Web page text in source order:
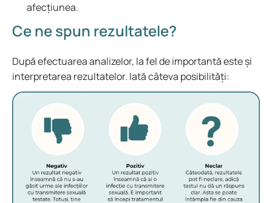
afecțiunea.
Ce ne spun rezultatele?
După efectuarea analizelor, la fel de importantă este și
interpretarea rezultatelor. Iată câteva posibilități: